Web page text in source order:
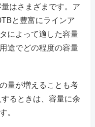
はさまざまです。ア
と豊富にラインア
によって適した容量
途でどの程度の容量
量が増えることも考
るときは、容量に余
。